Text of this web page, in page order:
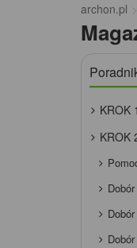
archon.pl
KROK
KROK